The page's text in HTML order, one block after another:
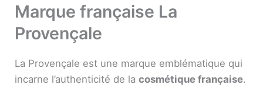
Marque française La
Provençale
La Provençale est une marque emblématique qui
incarne l’authenticité de la cosmétique française.